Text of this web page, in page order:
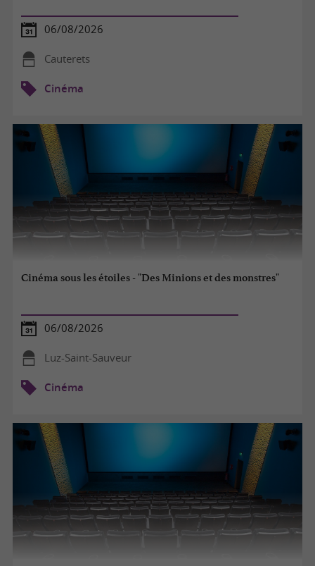
06/08/2026
Cauterets
Cinéma
Cinéma sous les étoiles - "Des Minions et des monstres"
06/08/2026
Luz-Saint-Sauveur
Cinéma